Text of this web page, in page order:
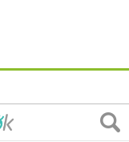
すぎ？」す
慢すべき？食